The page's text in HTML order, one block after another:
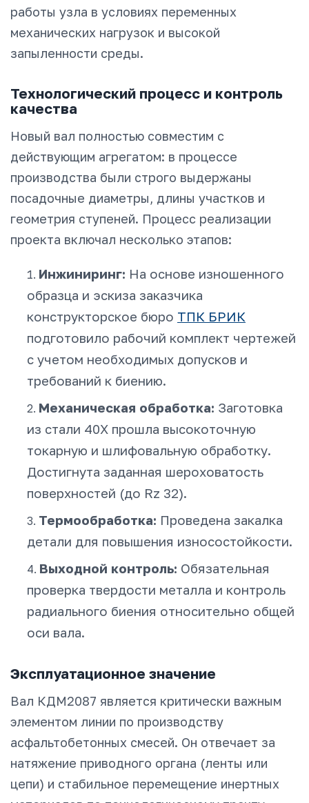
работы узла в условиях переменных
механических нагрузок и высокой
запыленности среды.
Технологический процесс и контроль
качества
Новый вал полностью совместим с
действующим агрегатом: в процессе
производства были строго выдержаны
посадочные диаметры, длины участков и
геометрия ступеней. Процесс реализации
проекта включал несколько этапов:
Инжиниринг: На основе изношенного
образца и эскиза заказчика
конструкторское бюро ТПК БРИК
подготовило рабочий комплект чертежей
с учетом необходимых допусков и
требований к биению.
Механическая обработка: Заготовка
из стали 40Х прошла высокоточную
токарную и шлифовальную обработку.
Достигнута заданная шероховатость
поверхностей (до Rz 32).
Термообработка: Проведена закалка
детали для повышения износостойкости.
Выходной контроль: Обязательная
проверка твердости металла и контроль
радиального биения относительно общей
оси вала.
Эксплуатационное значение
Вал КДМ2087 является критически важным
элементом линии по производству
асфальтобетонных смесей. Он отвечает за
натяжение приводного органа (ленты или
цепи) и стабильное перемещение инертных